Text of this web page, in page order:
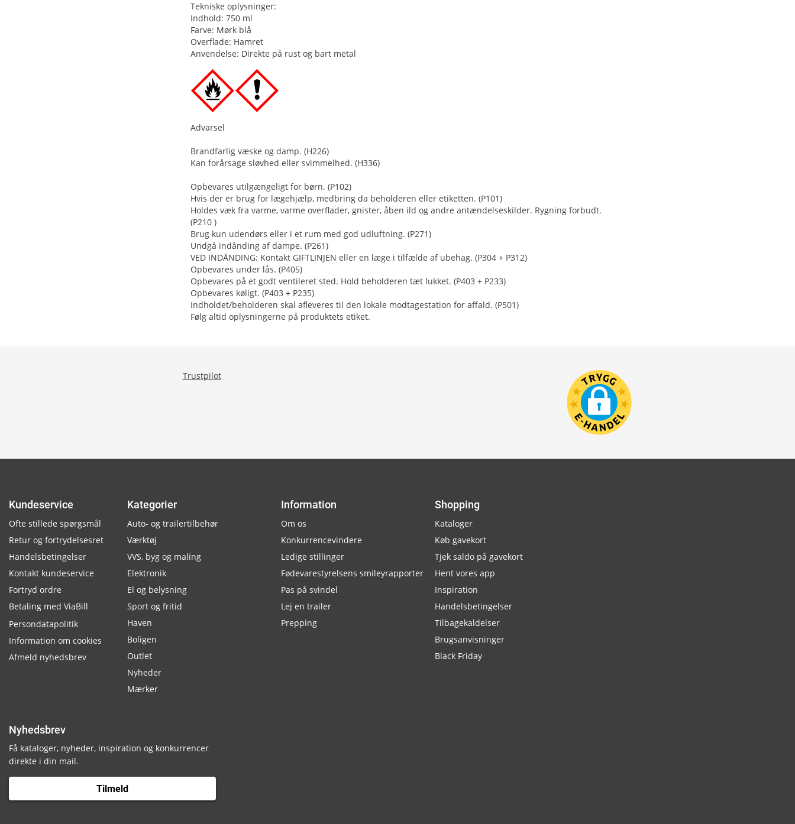
Tekniske oplysninger:
Indhold: 750 ml
Farve: Mørk blå
Overflade: Hamret
Anvendelse: Direkte på rust og bart metal
Advarsel
Brandfarlig væske og damp. (H226)
Kan forårsage sløvhed eller svimmelhed. (H336)
Opbevares utilgængeligt for børn. (P102)
Hvis der er brug for lægehjælp, medbring da beholderen eller etiketten. (P101)
Holdes væk fra varme, varme overflader, gnister, åben ild og andre antændelseskilder. Rygning forbudt.
(P210 )
Brug kun udendørs eller i et rum med god udluftning. (P271)
Undgå indånding af dampe. (P261)
VED INDÅNDING: Kontakt GIFTLINJEN eller en læge i tilfælde af ubehag. (P304 + P312)
Opbevares under lås. (P405)
Opbevares på et godt ventileret sted. Hold beholderen tæt lukket. (P403 + P233)
Opbevares køligt. (P403 + P235)
Indholdet/beholderen skal afleveres til den lokale modtagestation for affald. (P501)
Følg altid oplysningerne på produktets etiket.
Trustpilot
Kundeservice
Ofte stillede spørgsmål
Retur og fortrydelsesret
Handelsbetingelser
Kontakt kundeservice
Fortryd ordre
Betaling med ViaBill
Persondatapolitik
Information om cookies
Afmeld nyhedsbrev
Kategorier
Auto- og trailertilbehør
Værktøj
VVS, byg og maling
Elektronik
El og belysning
Sport og fritid
Haven
Boligen
Outlet
Nyheder
Mærker
Information
Om os
Konkurrencevindere
Ledige stillinger
Fødevarestyrelsens smileyrapporter
Pas på svindel
Lej en trailer
Prepping
Shopping
Kataloger
Køb gavekort
Tjek saldo på gavekort
Hent vores app
Inspiration
Handelsbetingelser
Tilbagekaldelser
Brugsanvisninger
Black Friday
Nyhedsbrev
Få kataloger, nyheder, inspiration og konkurrencer
direkte i din mail.
Tilmeld